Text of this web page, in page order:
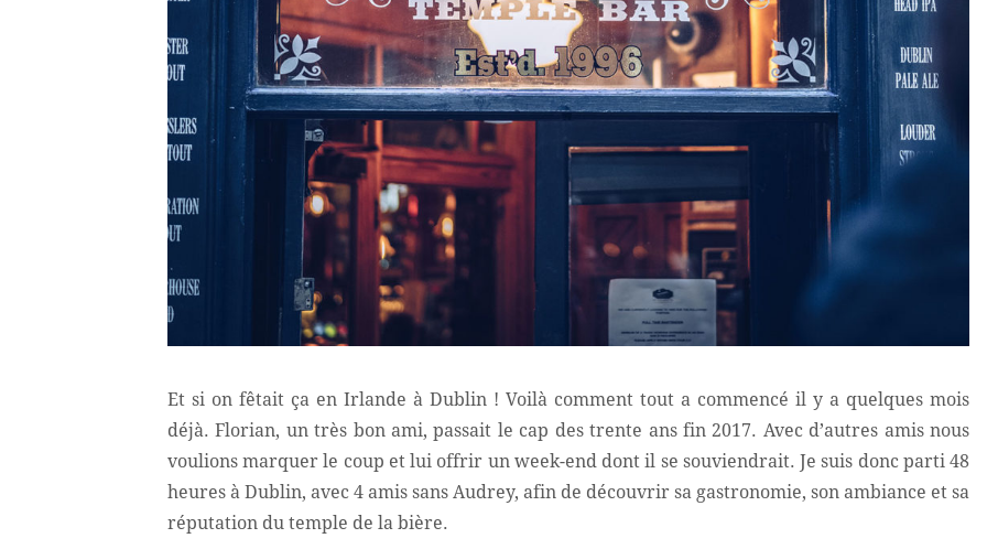
Et si on fêtait ça en Irlande à Dublin ! Voilà comment tout a commencé il y a quelques mois
déjà. Florian, un très bon ami, passait le cap des trente ans fin 2017. Avec d’autres amis nous
voulions marquer le coup et lui offrir un week-end dont il se souviendrait. Je suis donc parti 48
heures à Dublin, avec 4 amis sans Audrey, afin de découvrir sa gastronomie, son ambiance et sa
réputation du temple de la bière.